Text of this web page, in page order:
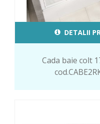
DETALII
Cada baie colt